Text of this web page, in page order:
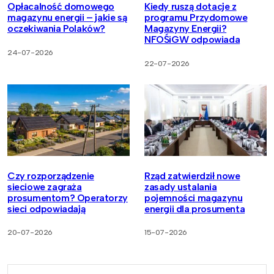
Opłacalność domowego
magazynu energii – jakie są
oczekiwania Polaków?
24-07-2026
Kiedy ruszą dotacje z
programu Przydomowe
Magazyny Energii?
NFOŚiGW odpowiada
22-07-2026
Czy rozporządzenie
sieciowe zagraża
prosumentom? Operatorzy
sieci odpowiadają
20-07-2026
Rząd zatwierdził nowe
zasady ustalania
pojemności magazynu
energii dla prosumenta
15-07-2026